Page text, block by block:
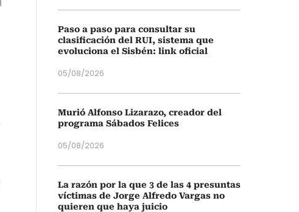
Paso a paso para consultar su
clasificación del RUI, sistema que
evoluciona el Sisbén: link oficial
05/08/2026
Murió Alfonso Lizarazo, creador del
programa Sábados Felices
05/08/2026
La razón por la que 3 de las 4 presuntas
víctimas de Jorge Alfredo Vargas no
quieren que haya juicio